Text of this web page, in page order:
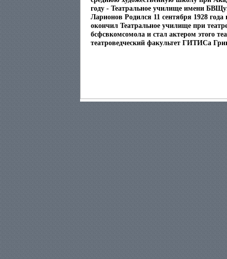
году - Театральное училище имени
Ларионов Родился 11 сентября 1928
окончил Театральное училище при
бсфсвкомсомола и стал актером этого
театроведческий факультет ГИТИСа